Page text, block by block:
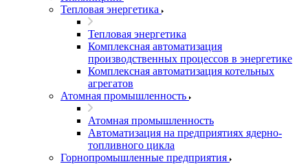
Тепловая энергетика
Тепловая энергетика
Комплексная автоматизация
производственных процессов в энергетике
Комплексная автоматизация котельных
агрегатов
Атомная промышленность
Атомная промышленность
Автоматизация на предприятиях ядерно-
топливного цикла
Горнопромышленные предприятия